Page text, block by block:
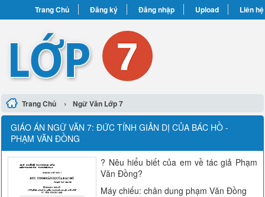
Trang Chủ Đăng ký Đăng nhập Upload Liên hệ
Trang Chủ › Ngữ Văn Lớp 7
GIÁO ÁN NGỮ VĂN 7: ĐỨC TÍNH GIẢN DỊ CỦA BÁC HỒ -
PHẠM VĂN ĐỒNG
? Nêu hiểu biết của em về tác giả Phạm
Văn Đồng?
Máy chiếu: chân dung phạm Văn Đồng